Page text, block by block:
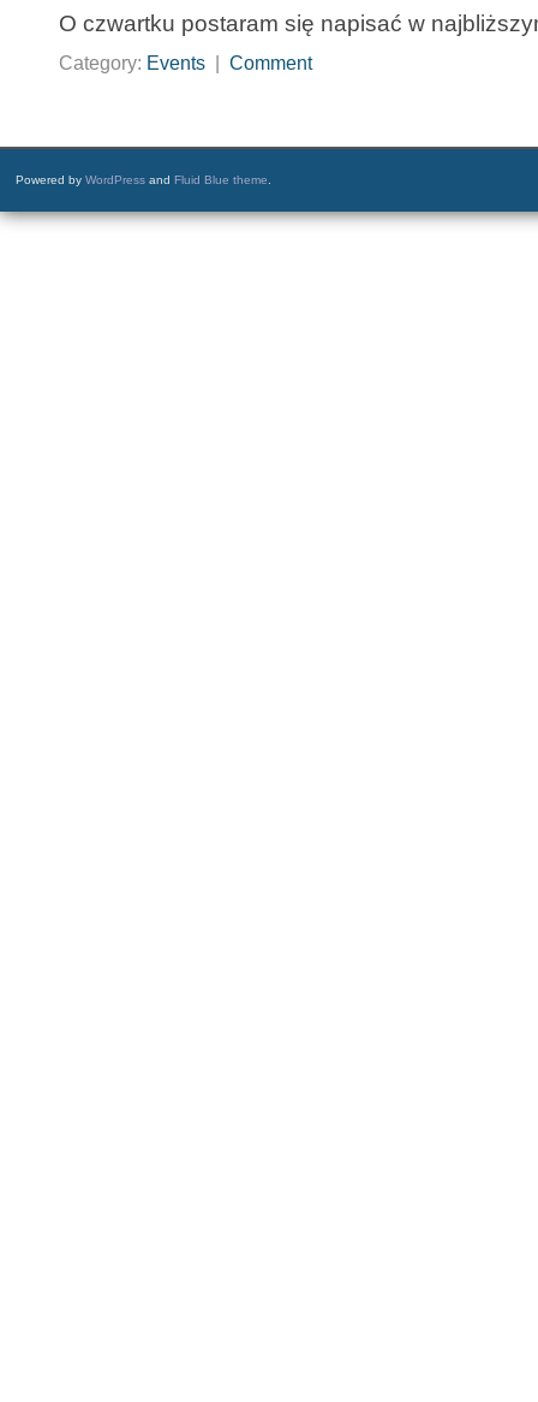
O czwartku postaram się napisać w
Category: Events Comment
Powered by WordPress and Fluid Blue theme